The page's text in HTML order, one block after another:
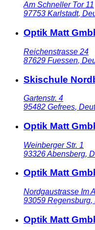
Am Schneller Tor 11
97753 Karlstadt,
Optik Matt
Reichenstrasse 24
87629 Fuessen,
Skischule
Gartenstr. 4
95482 Gefrees,
Optik Matt
Weinberger Str. 1
93326Abensberg,
Optik Matt
Nordgaustrasse Im
93059 Regensburg,
Optik Matt